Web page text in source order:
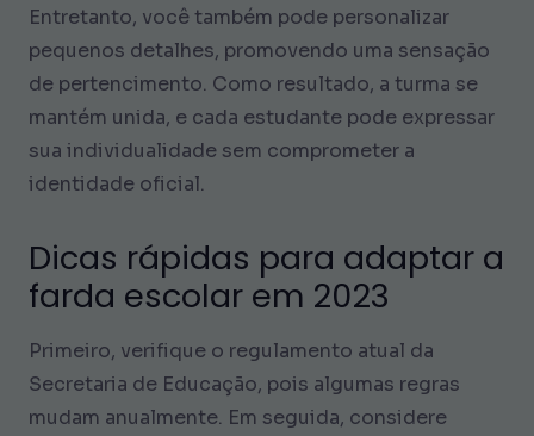
Entretanto, você também pode personalizar
pequenos detalhes, promovendo uma sensação
de pertencimento. Como resultado, a turma se
mantém unida, e cada estudante pode expressar
sua individualidade sem comprometer a
identidade oficial.
Dicas rápidas para adaptar a
farda escolar em 2023
Primeiro, verifique o regulamento atual da
Secretaria de Educação, pois algumas regras
mudam anualmente. Em seguida, considere